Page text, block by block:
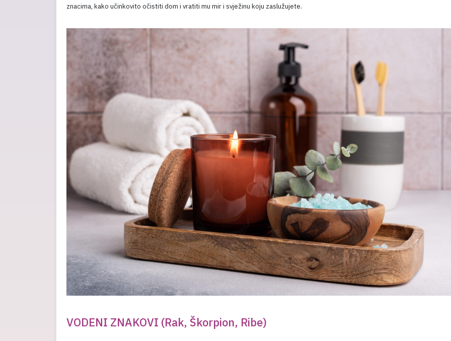
znacima, kako učinkovito očistiti dom i vratiti mu mir i svježinu koju zaslužujete.
VODENI ZNAKOVI (Rak, Škorpion, Ribe)